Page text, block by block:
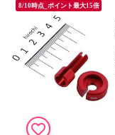
8/10時点_ポイント最大15倍